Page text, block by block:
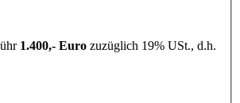
1.400,- Euro zuzüglich 19% USt., d.h.